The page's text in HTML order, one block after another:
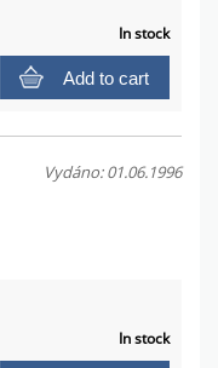
In stock
Add to cart
Vydáno: 01.06.1996
In stock